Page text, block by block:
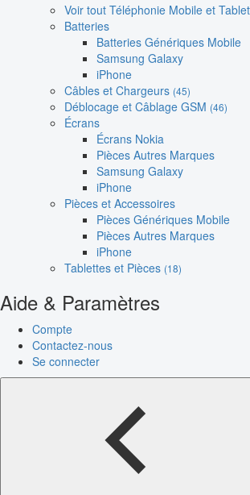
Voir tout Téléphonie Mobile et
Batteries
Batteries Génériques Mobile
Samsung Galaxy
iPhone
Câbles et Chargeurs (45)
Déblocage et Câblage GSM (46)
Écrans
Écrans Nokia
Pièces Autres Marques
Samsung Galaxy
iPhone
Pièces et Accessoires
Pièces Génériques Mobile
Pièces Autres Marques
iPhone
Tablettes et Pièces (18)
Aide & Paramètres
Compte
Contactez-nous
Se connecter